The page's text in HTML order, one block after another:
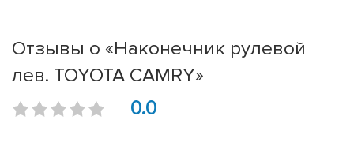
Отзывы о «Наконечник рулевой
лев. TOYOTA CAMRY»
0.0